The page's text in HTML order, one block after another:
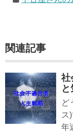
関連記事
社
ど
ス
年